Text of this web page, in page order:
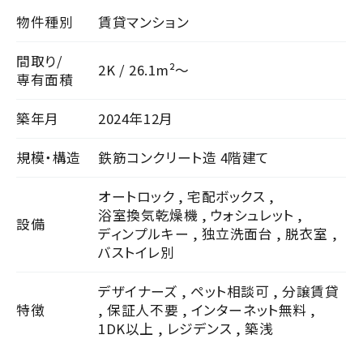
物件種別
賃貸マンション
間取り/
専有面積
2K / 26.1m²～
築年月
2024年12月
規模・構造
鉄筋コンクリート造 4階建て
設備
オートロック ,宅配ボックス ,
浴室換気乾燥機 , ウォシュレット ,
ディンプルキー , 独立洗面台 , 脱衣室 ,
バストイレ別
特徴
デザイナーズ , ペット相談可 ,分譲賃貸
,保証人不要 , インターネット無料 ,
1DK以上 , レジデンス ,築浅